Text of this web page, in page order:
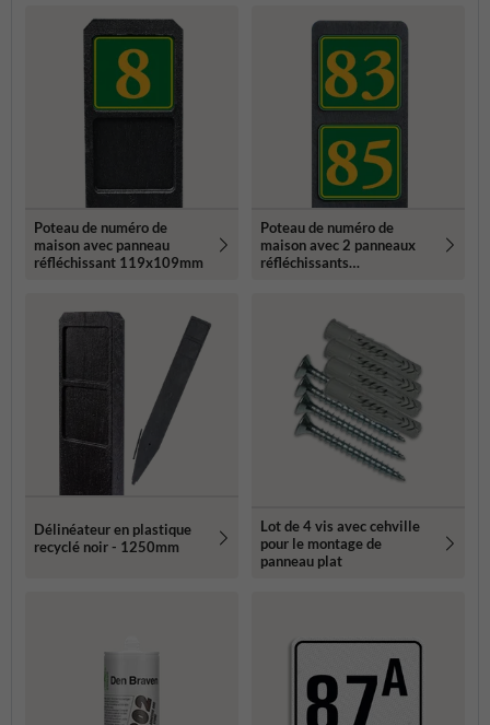
Poteau de numéro de
maison avec panneau
réfléchissant 119x109mm
Poteau de numéro de
maison avec 2 panneaux
réfléchissants
Délinéateur en plastique
recyclé noir - 1250mm
Lot de 4 vis avec cehville
pour le montage de
panneau plat